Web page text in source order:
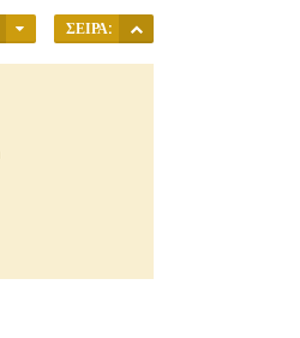
ΣΕΙΡΆ: